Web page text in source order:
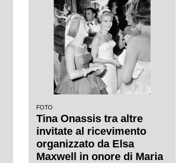
FOTO
Tina Onassis tra altre
invitate al ricevimento
organizzato da Elsa
Maxwell in onore di Maria